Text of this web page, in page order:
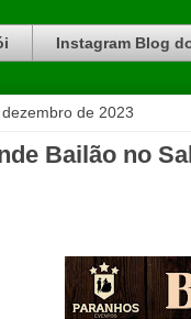
Instagram Blog
de 2023
Bailão no